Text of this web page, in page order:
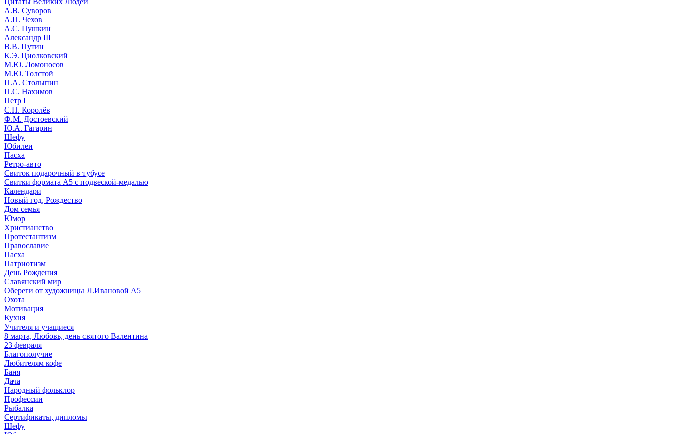
А.В. Суворов
А.П. Чехов
А.С. Пушкин
Александр III
В.В. Путин
К.Э. Циолковский
М.Ю. Ломоносов
М.Ю. Толстой
П.А. Столыпин
П.С. Нахимов
Петр I
С.П. Королёв
Ф.М. Достоевский
Ю.А. Гагарин
Шефу
Юбилеи
Пасха
Ретро-авто
Свиток подарочный в тубусе
Свитки формата А5 с подвеской-медалью
Календари
Новый год, Рождество
Дом семья
Юмор
Христианство
Протестантизм
Православие
Пасха
Патриотизм
День Рождения
Славянский мир
Обереги от художницы Л.Ивановой А5
Охота
Мотивация
Кухня
Учителя и учащиеся
8 марта, Любовь, день святого Валентина
23 февраля
Благополучие
Любителям кофе
Баня
Дача
Народный фольклор
Профессии
Рыбалка
Сертификаты, дипломы
Шефу